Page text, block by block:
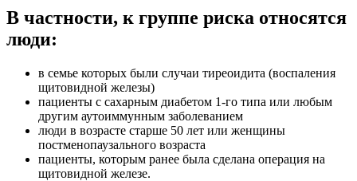
В частности, к группе риска относятся
люди:
в семье которых были случаи тиреоидита (воспаления
щитовидной железы)
пациенты с сахарным диабетом 1-го типа или любым
другим аутоиммунным заболеванием
люди в возрасте старше 50 лет или женщины
постменопаузального возраста
пациенты, которым ранее была сделана операция на
щитовидной железе.